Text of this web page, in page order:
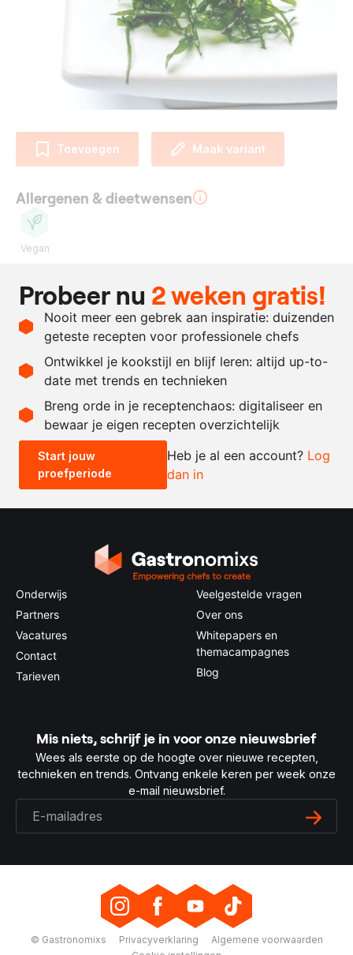
Toevoegen Maak variant
Allergenen & dieetwensen
Vegan
koolrabibladeren
naar
zout
Recept omrekenen
- +
0.5x 1x 2x
Probeer nu 2 weken gratis!
Nooit meer een gebrek aan inspiratie: duizenden
geteste recepten voor professionele chefs
Ontwikkel je kookstijl en blijf leren: altijd up-to-
date met trends en technieken
Breng orde in je receptenchaos: digitaliseer en
bewaar je eigen recepten overzichtelijk
Start jouw
proefperiode
Heb je al een account? Log
dan in
Onderwijs
Partners
Vacatures
Contact
Tarieven
Veelgestelde vragen
Over ons
Whitepapers en
themacampagnes
Blog
Mis niets, schrijf je in voor onze nieuwsbrief
Wees als eerste op de hoogte over nieuwe recepten,
technieken en trends. Ontvang enkele keren per week onze
e-mail nieuwsbrief.
© Gastronomixs Privacyverklaring
Algemene voorwaarden